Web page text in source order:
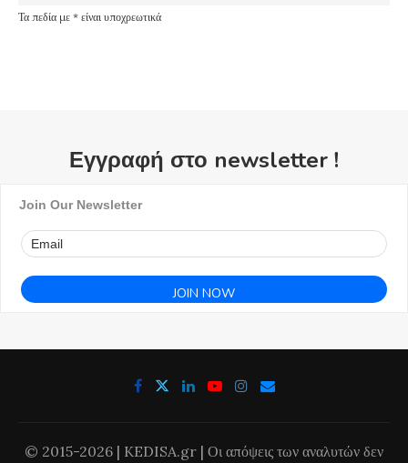
Τα πεδία με * είναι υποχρεωτικά
Εγγραφή στο newsletter !
Join Our Newsletter
© 2015-2026 | KEDISA.gr | Οι απόψεις των αναλυτών δεν